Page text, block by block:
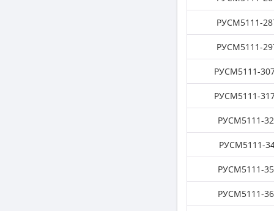
РУСМ5111-
РУСМ5111-
РУСМ5111-
РУСМ5111-
РУСМ5111-
РУСМ5111-
РУСМ5111-
РУСМ5111-